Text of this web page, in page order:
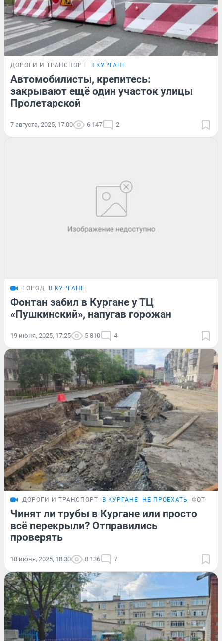
ДОРОГИ И ТРАНСПОРТ В КУРГАНЕ
Автомобилисты, крепитесь:
закрывают ещё один участок улицы
Пролетарской
7 августа, 2025, 17:00 6 147 2
ГОРОД В КУРГАНЕ
Фонтан забил в Кургане у ТЦ
«Пушкинский», напугав горожан
19 июня, 2025, 17:25 5 810 4
ДОРОГИ И ТРАНСПОРТ В КУРГАНЕ НЕ ПРОЕХАТЬ
Чинят ли трубы в Кургане или просто
всё перекрыли? Отправились
проверять
18 июня, 2025, 18:30 8 136 7